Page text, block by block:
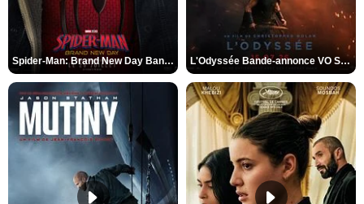
Spider-Man: Brand New Day Bande-annonce VO STFR L'Odyssée Bande-annonce VO STFR